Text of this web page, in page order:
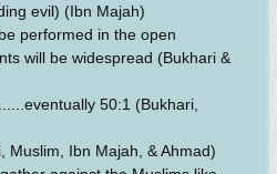
evil) (Ibn Majah)
performed in the open
will be widespread (Bukhari &
50:1 (Bukhari,
Muslim, Ibn Majah, & Ahmad)